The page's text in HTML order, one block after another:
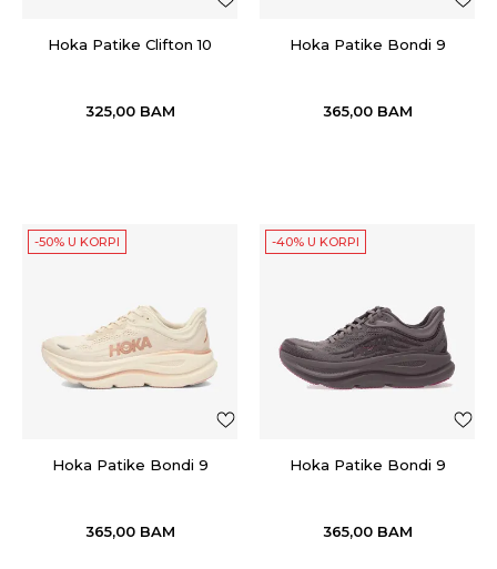
Hoka Patike Clifton 10
325,00 BAM
Hoka Patike Bondi 9
365,00 BAM
-50% U KORPI
Hoka Patike Bondi 9
365,00 BAM
-40% U KORPI
Hoka Patike Bondi 9
365,00 BAM